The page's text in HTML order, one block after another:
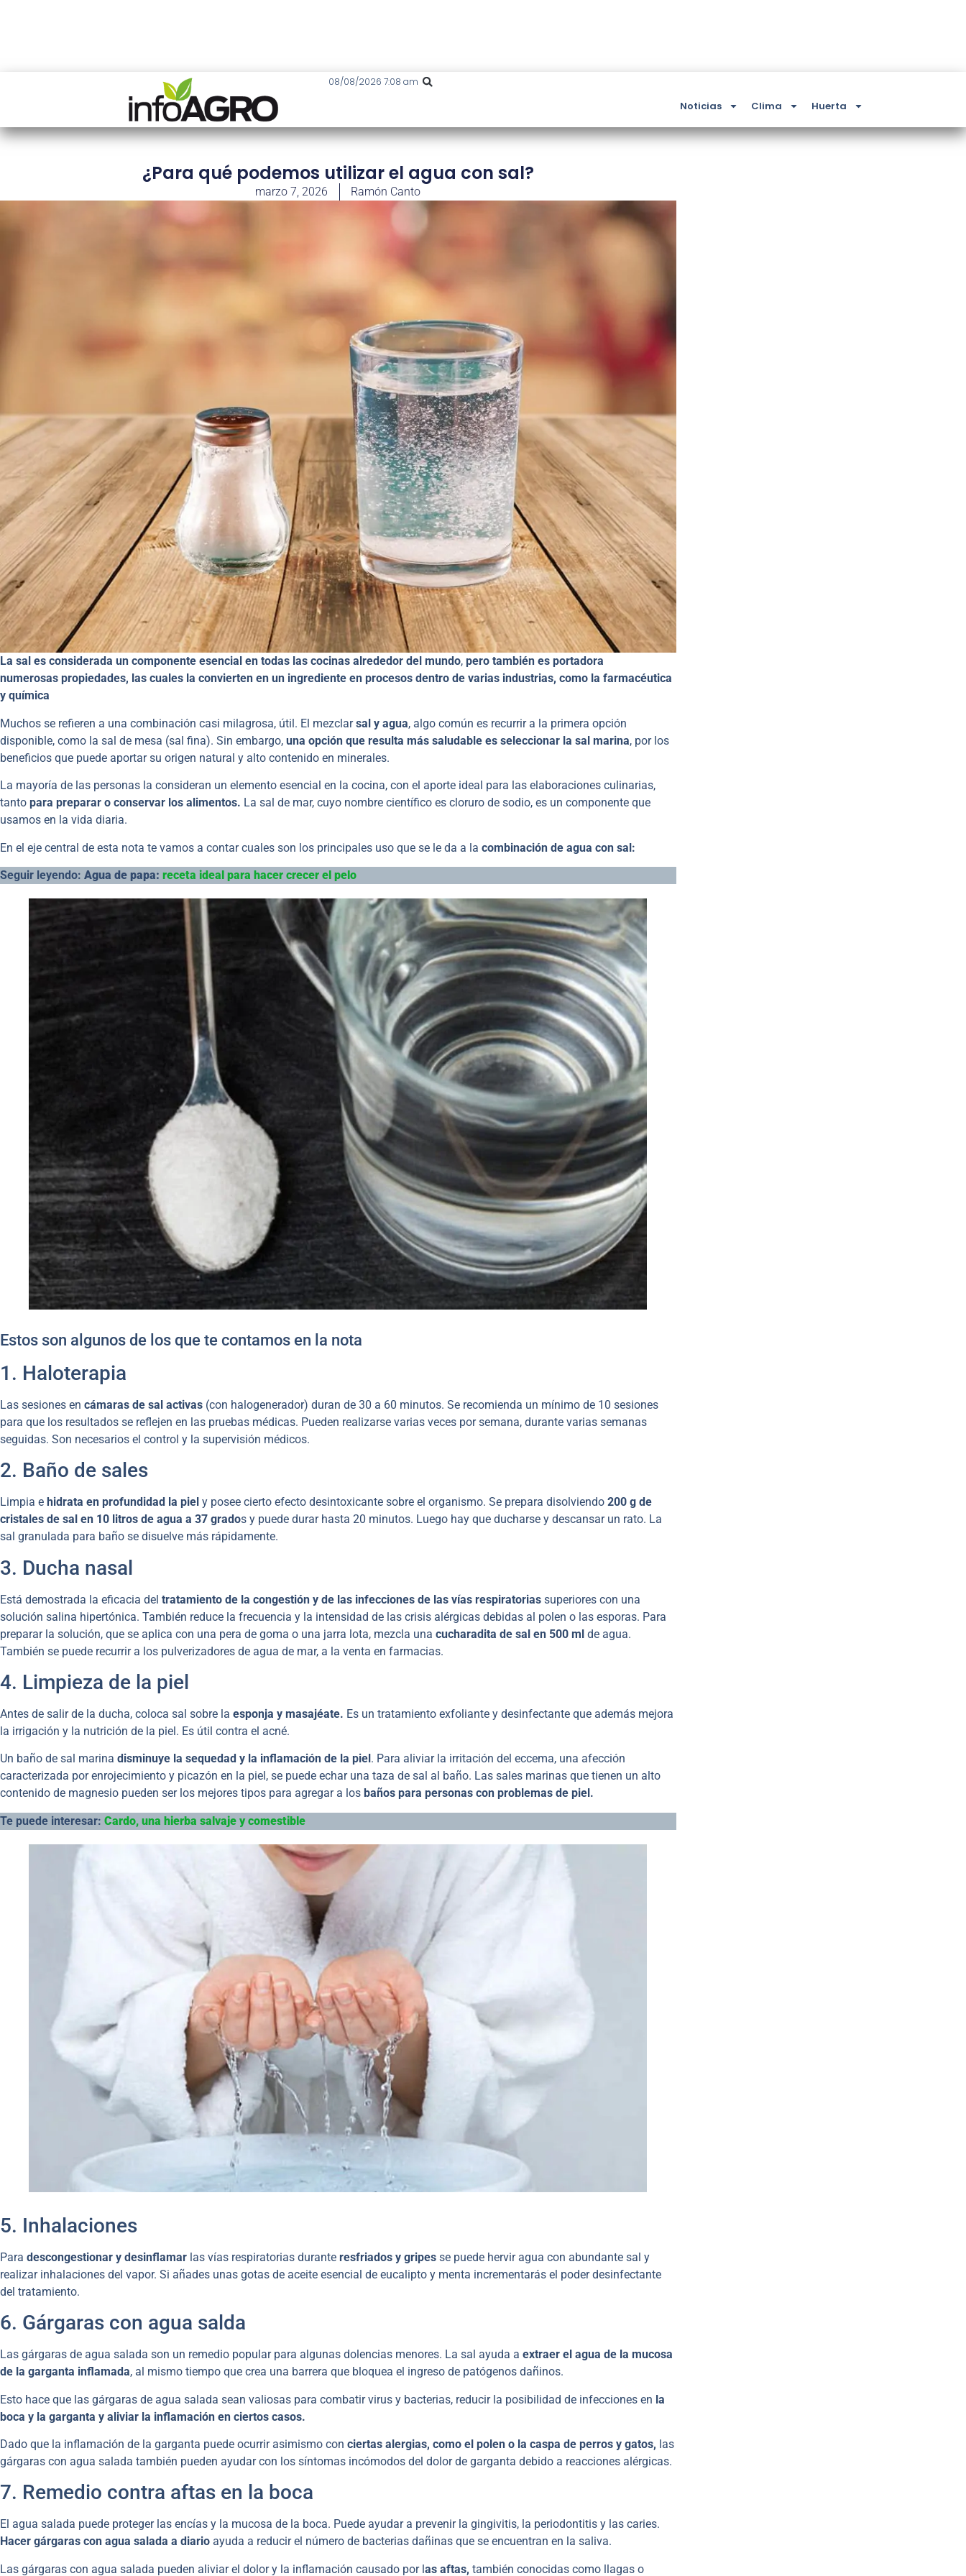
08/08/2026 7:08 am
Noticias Clima Huerta
¿Para qué podemos utilizar el agua con sal?
marzo 7, 2026 Ramón Canto
La sal es considerada un componente esencial en todas las cocinas alrededor del mundo, pero también es portadora
numerosas propiedades, las cuales la convierten en un ingrediente en procesos dentro de varias industrias, como la farmacéutica
y química
Muchos se refieren a una combinación casi milagrosa, útil. El mezclarsal y agua, algo común es recurrir a la primera opción
disponible, como la sal de mesa (sal fina). Sin embargo, una opción que resulta más saludable es seleccionar la sal marina, por los
beneficios que puede aportar su origen natural y alto contenido en minerales.
La mayoría de las personas la consideran un elemento esencial en la cocina, con el aporte ideal para las elaboraciones culinarias,
tanto para preparar o conservar los alimentos. La sal de mar, cuyo nombre científico es cloruro de sodio, es un componente que
usamos en la vida diaria.
En el eje central de esta nota te vamos a contar cuales son los principales uso que se le da a la combinación de agua con sal:
Seguir leyendo: Agua de papa: receta ideal para hacer crecer el pelo
Estos son algunos de los que te contamos en la nota
1. Haloterapia
Las sesiones en cámaras de sal activas (con halogenerador) duran de 30 a 60 minutos. Se recomienda un mínimo de 10 sesiones
para que los resultados se reflejen en las pruebas médicas. Pueden realizarse varias veces por semana, durante varias semanas
seguidas. Son necesarios el control y la supervisión médicos.
2. Baño de sales
Limpia e hidrata en profundidad la piel y posee cierto efecto desintoxicante sobre el organismo. Se prepara disolviendo 200 g de
cristales de sal en 10 litros de agua a 37 grados y puede durar hasta 20 minutos. Luego hay que ducharse y descansar un rato. La
sal granulada para baño se disuelve más rápidamente.
3. Ducha nasal
Está demostrada la eficacia del tratamiento de la congestión y de las infecciones de las vías respiratorias superiores con una
solución salina hipertónica. También reduce la frecuencia y la intensidad de las crisis alérgicas debidas al polen o las esporas. Para
preparar la solución, que se aplica con una pera de goma o una jarra lota, mezcla una cucharadita de sal en 500 ml de agua.
También se puede recurrir a los pulverizadores de agua de mar, a la venta en farmacias.
4. Limpieza de la piel
Antes de salir de la ducha, coloca sal sobre la esponja y masajéate. Es un tratamiento exfoliante y desinfectante que además mejora
la irrigación y la nutrición de la piel. Es útil contra el acné.
Un baño de sal marina disminuye la sequedad y la inflamación de la piel . Para aliviar la irritación del eccema, una afección
caracterizada por enrojecimiento y picazón en la piel, se puede echar una taza de sal al baño. Las sales marinas que tienen un alto
contenido de magnesio pueden ser los mejores tipos para agregar a los baños para personas con problemas de piel.
Te puede interesar: Cardo, una hierba salvaje y comestible
5. Inhalaciones
Para descongestionar y desinflamar las vías respiratorias durante resfriados y gripes se puede hervir agua con abundante sal y
realizar inhalaciones del vapor. Si añades unas gotas de aceite esencial de eucalipto y menta incrementarás el poder desinfectante
del tratamiento.
6. Gárgaras con agua salda
Las gárgaras de agua salada son un remedio popular para algunas dolencias menores. La sal ayuda a extraer el agua de la mucosa
de la garganta inflamada, al mismo tiempo que crea una barrera que bloquea el ingreso de patógenos dañinos.
Esto hace que las gárgaras de agua salada sean valiosas para combatir virus y bacterias, reducir la posibilidad de infecciones en la
boca y la garganta y aliviar la inflamación en ciertos casos.
Dado que la inflamación de la garganta puede ocurrir asimismo con ciertas alergias, como el polen o la caspa de perros y gatos, las
gárgaras con agua salada también pueden ayudar con los síntomas incómodos del dolor de garganta debido a reacciones alérgicas.
7. Remedio contra aftas en la boca
El agua salada puede proteger las encías y la mucosa de la boca. Puede ayudar a prevenir la gingivitis, la periodontitis y las caries.
Hacer gárgaras con agua salada a diario ayuda a reducir el número de bacterias dañinas que se encuentran en la saliva.
Las gárgaras con agua salada pueden aliviar el dolor y la inflamación causado por las aftas, también conocidas como llagas o